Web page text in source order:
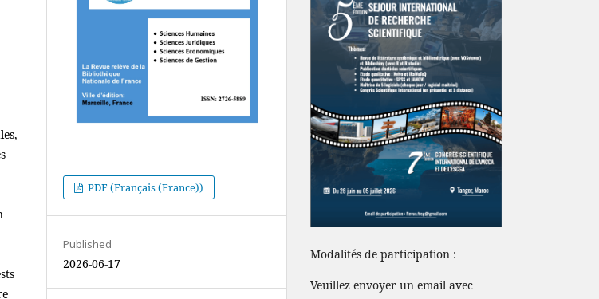
PDF (Français (France))
Published
2026-06-17
Modalités de participation :
Veuillez envoyer un email avec